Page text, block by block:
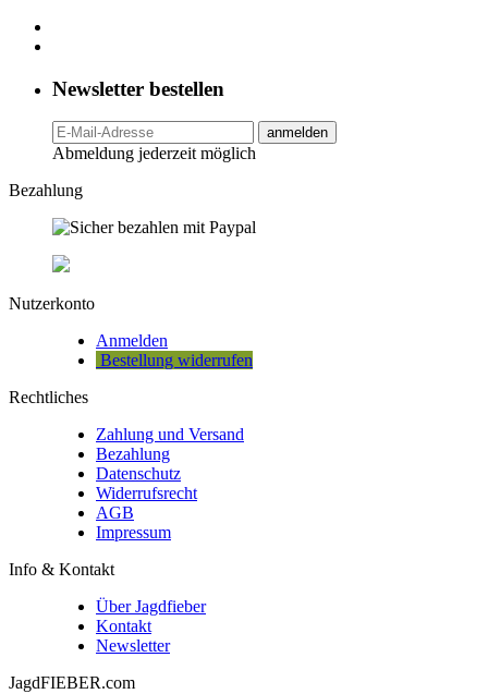
Newsletter bestellen
anmelden
Abmeldung jederzeit möglich
Bezahlung
Nutzerkonto
Anmelden
Bestellung widerrufen
Rechtliches
Zahlung und Versand
Bezahlung
Datenschutz
Widerrufsrecht
AGB
Impressum
Info & Kontakt
Über Jagdfieber
Kontakt
Newsletter
JagdFIEBER.com